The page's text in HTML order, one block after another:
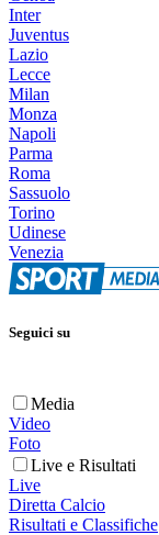
Inter
Juventus
Lazio
Lecce
Milan
Monza
Napoli
Parma
Roma
Sassuolo
Torino
Udinese
Venezia
Seguici su
Media
Video
Foto
Live e Risultati
Live
Diretta Calcio
Risultati e Classifiche